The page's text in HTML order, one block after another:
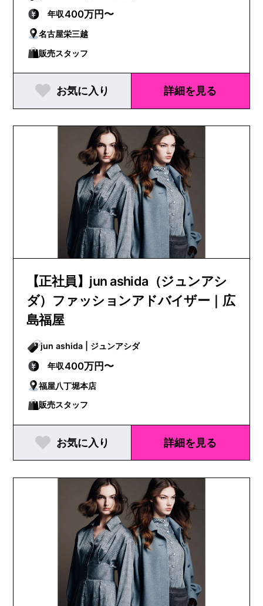
年収400万円〜
名古屋栄三越
販売スタッフ
お気に入り 詳細を見る
【正社員】jun ashida（ジュンアシ
ダ）ファッションアドバイザー｜広
島福屋
jun ashida | ジュンアシダ
年収400万円〜
福屋八丁堀本店
販売スタッフ
お気に入り 詳細を見る